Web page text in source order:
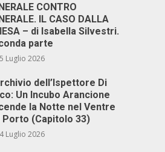
CONTRO
IL CASO DALLA
– di Isabella Silvestri.
parte
Luglio 2026
dell’Ispettore Di
Un Incubo Arancione
la Notte nel Ventre
Porto (Capitolo 33)
Luglio 2026